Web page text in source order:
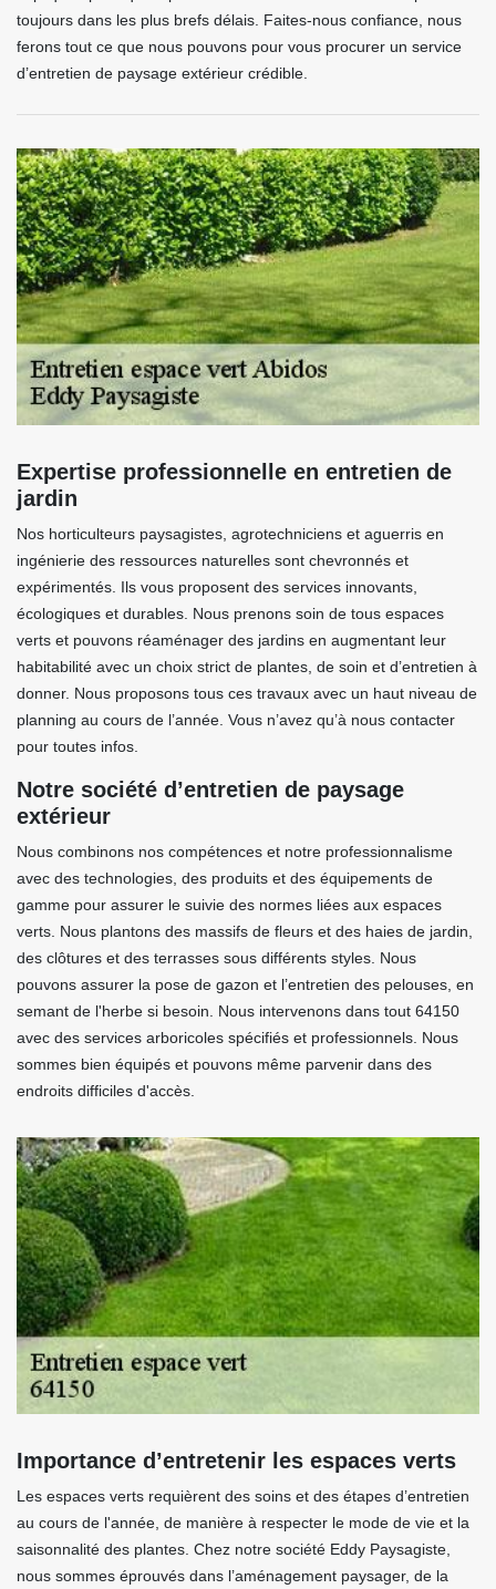
toujours dans les plus brefs délais. Faites-nous confiance, nous
ferons tout ce que nous pouvons pour vous procurer un service
d’entretien de paysage extérieur crédible.
Expertise professionnelle en entretien de
jardin
Nos horticulteurs paysagistes, agrotechniciens et aguerris en
ingénierie des ressources naturelles sont chevronnés et
expérimentés. Ils vous proposent des services innovants,
écologiques et durables. Nous prenons soin de tous espaces
verts et pouvons réaménager des jardins en augmentant leur
habitabilité avec un choix strict de plantes, de soin et d’entretien à
donner. Nous proposons tous ces travaux avec un haut niveau de
planning au cours de l’année. Vous n’avez qu’à nous contacter
pour toutes infos.
Notre société d’entretien de paysage
extérieur
Nous combinons nos compétences et notre professionnalisme
avec des technologies, des produits et des équipements de
gamme pour assurer le suivie des normes liées aux espaces
verts. Nous plantons des massifs de fleurs et des haies de jardin,
des clôtures et des terrasses sous différents styles. Nous
pouvons assurer la pose de gazon et l’entretien des pelouses, en
semant de l'herbe si besoin. Nous intervenons dans tout 64150
avec des services arboricoles spécifiés et professionnels. Nous
sommes bien équipés et pouvons même parvenir dans des
endroits difficiles d'accès.
Importance d’entretenir les espaces verts
Les espaces verts requièrent des soins et des étapes d’entretien
au cours de l'année, de manière à respecter le mode de vie et la
saisonnalité des plantes. Chez notre société Eddy Paysagiste,
nous sommes éprouvés dans l’aménagement paysager, de la